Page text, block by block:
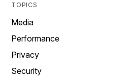
TOPICS
Media
Performance
Privacy
Security